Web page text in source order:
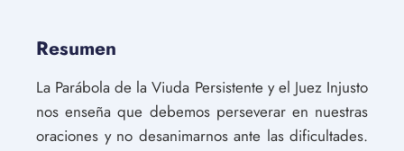
Resumen
La Parábola de la Viuda Persistente y el Juez Injusto
nos enseña que debemos perseverar en nuestras
oraciones y no desanimarnos ante las dificultades.